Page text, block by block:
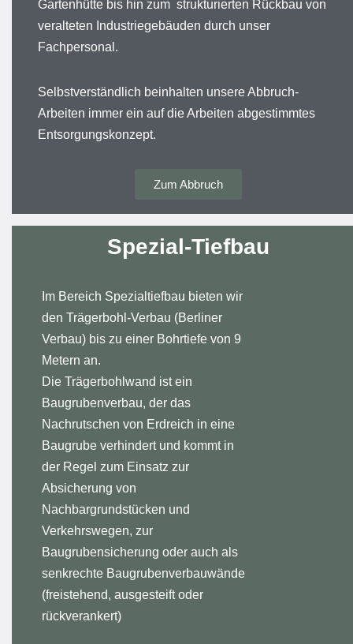
Gartenhütte bis hin zum strukturierten Rückbau von
veralteten Industriegebäuden durch unser
Fachpersonal.
Selbstverständlich beinhalten unsere Abbruch-
Arbeiten immer ein auf die Arbeiten abgestimmtes
Entsorgungskonzept.
Zum Abbruch
Spezial-Tiefbau
Im Bereich Spezialtiefbau bieten wir
den Trägerbohl-Verbau (Berliner
Verbau) bis zu einer Bohrtiefe von 9
Metern an.
Die Trägerbohlwand ist ein
Baugrubenverbau, der das
Nachrutschen von Erdreich in eine
Baugrube verhindert und kommt in
der Regel zum Einsatz zur
Absicherung von
Nachbargrundstücken und
Verkehrswegen, zur
Baugrubensicherung oder auch als
senkrechte Baugrubenverbauwände
(freistehend, ausgesteift oder
rückverankert)